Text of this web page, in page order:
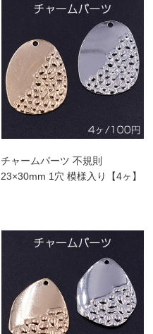
チャームパーツ 不規則
23×30mm 1穴 模様入り【4ヶ】